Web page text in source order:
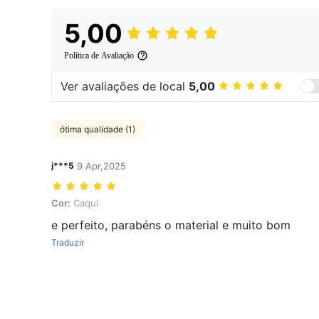
5,00
Política de Avaliação
Ver avaliações de local 5,00
ótima qualidade (1)
j***5 9 Apr,2025
Cor: Caqui
Cor: Caqui
e perfeito, parabéns o material e muito bom
Traduzir